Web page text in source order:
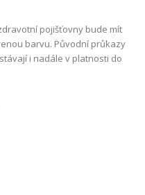
pojišťovny bude mít
barvu. Původní průkazy
i nadále v platnosti do